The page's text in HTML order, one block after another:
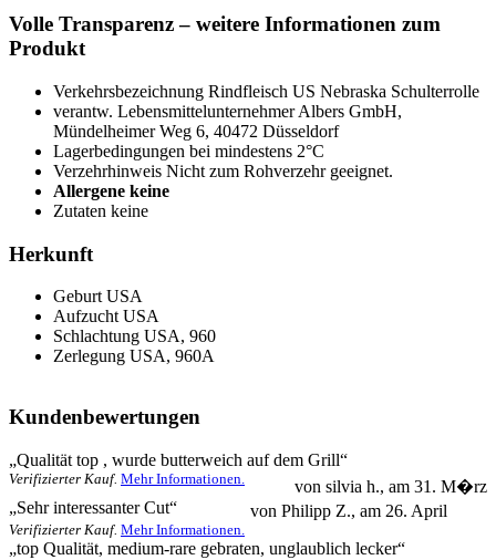
Volle Transparenz – weitere Informationen zum
Produkt
Verkehrsbezeichnung Rindfleisch US Nebraska Schulterrolle
verantw. LebensmittelunternehmerAlbers GmbH,
Mündelheimer Weg 6, 40472 Düsseldorf
Lagerbedingungen bei mindestens 2°C
Verzehrhinweis Nicht zum Rohverzehr geeignet.
Allergene keine
Zutaten keine
Herkunft
GeburtUSA
AufzuchtUSA
Schlachtung USA, 960
Zerlegung USA, 960A
Kundenbewertungen
„Qualität top , wurde butterweich auf dem Grill“
von silvia h., am 31. M�rz
Verifizierter Kauf. Mehr Informationen.
„Sehr interessanter Cut“ von Philipp Z., am 26. April
Verifizierter Kauf. Mehr Informationen.
„top Qualität, medium-rare gebraten, unglaublich lecker“